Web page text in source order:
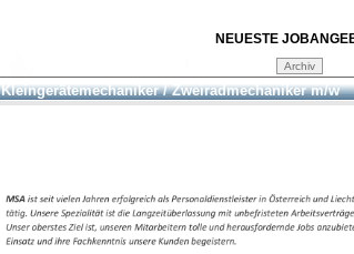
NEUESTE
Kleingerätemechaniker / Zweiradmechaniker m/w